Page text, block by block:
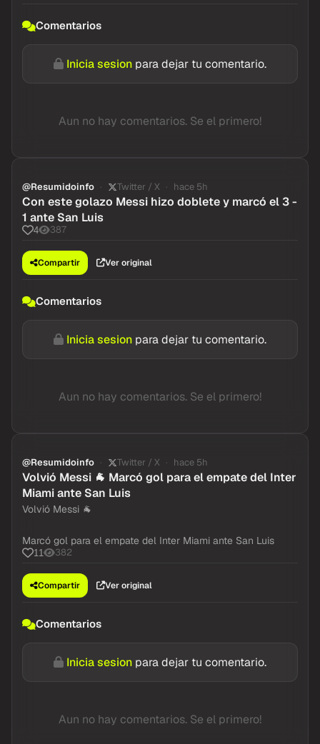
Comentarios
Inicia sesion para dejar tu comentario.
Aun no hay comentarios. Se el primero!
@Resumidoinfo Twitter / X hace 5h
Con este golazo Messi hizo doblete y marcó el 3 -
1 ante San Luis
4 387
Compartir Ver original
Comentarios
Inicia sesion para dejar tu comentario.
Aun no hay comentarios. Se el primero!
@Resumidoinfo Twitter / X hace 5h
Volvió Messi 🐐 Marcó gol para el empate del Inter
Miami ante San Luis
Volvió Messi 🐐
Marcó gol para el empate del Inter Miami ante San Luis
11 382
Compartir Ver original
Comentarios
Inicia sesion para dejar tu comentario.
Aun no hay comentarios. Se el primero!